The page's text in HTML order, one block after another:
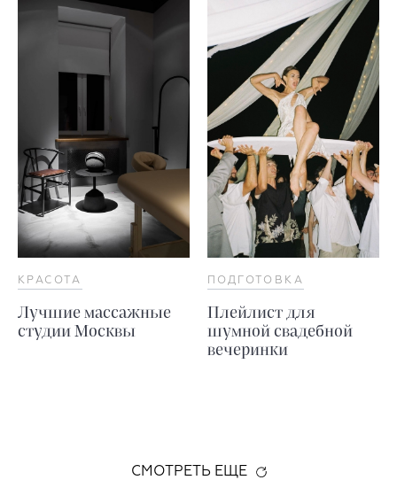
КРАСОТА
Лучшие массажные
студии Москвы
ПОДГОТОВКА
Плейлист для
шумной свадебной
вечеринки
СМОТРЕТЬ ЕЩЕ